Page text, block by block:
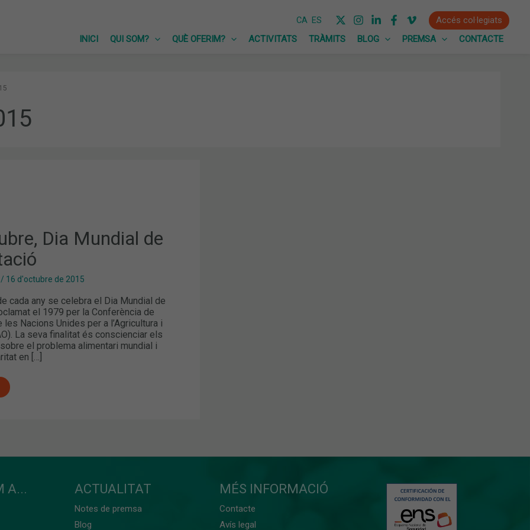
CA ES
Accés col·legiats
INICI
QUI SOM? QUÈ OFERIM? ACTIVITATS TRÀMITS BLOG PREMSA CONTACTE
Dia Mundial de
/ 16 d'octubre de 2015
cada any se celebra el Dia Mundial de
el 1979 per la Conferència de
les Nacions Unides per a l’Agricultura i
La seva finalitat és conscienciar els
el problema alimentari mundial i
en […]
A... ACTUALITAT
Notes de premsa
Blog
MÉS INFORMACIÓ
Contacte
Avís legal